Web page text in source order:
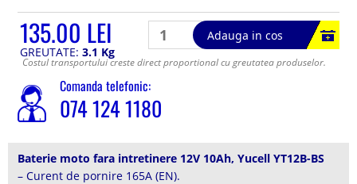
135.00 LEI
Adauga in cos
GREUTATE: 3.1 Kg
Costul transportului creste direct proportional cu greutatea produselor.
Comanda telefonic:
074 124 1180
Baterie moto fara intretinere 12V 10Ah, Yucell YT12B-BS
– Curent de pornire 165A (EN).